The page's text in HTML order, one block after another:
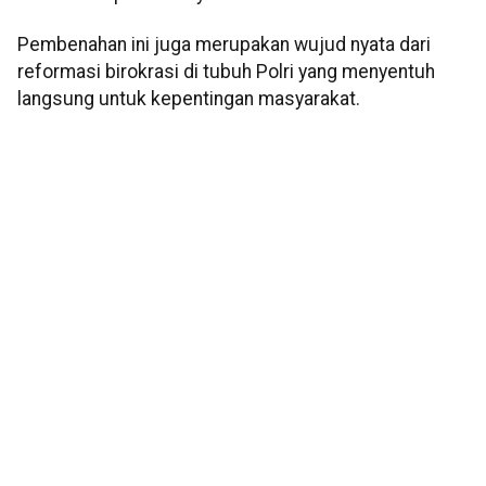
Pembenahan ini juga merupakan wujud nyata dari
reformasi birokrasi di tubuh Polri yang menyentuh
langsung untuk kepentingan masyarakat.